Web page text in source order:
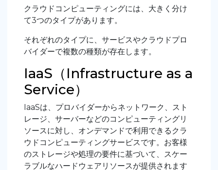
クラウドコンピューティングには、大きく分け
て3つのタイプがあります。
それぞれのタイプに、サービスやクラウドプロ
バイダーで複数の種類が存在します。
IaaS（Infrastructure as a
Service）
IaaSは、プロバイダーからネットワーク、スト
レージ、サーバーなどのコンピューティングリ
ソースに対し、オンデマンドで利用できるクラ
ウドコンピューティングサービスです。お客様
のストレージや処理の要件に基づいて、スケー
ラブルなハードウェアリソースが提供されます